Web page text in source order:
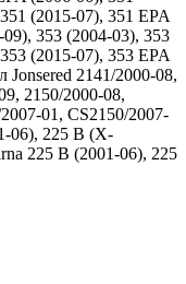
(2015-07), 351 EPA
353 (2004-03), 353
(2015-07), 353 EPA
Jonsered 2141/2000-08,
2150/2000-08,
01, CS2150/2007-
06), 225 B (X-
225 B (2001-06), 225